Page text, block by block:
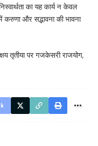
का यह कार्य न केवल
करुणा और सद्भावना की भावना
तृतीया पर गजकेसरी राजयोग,